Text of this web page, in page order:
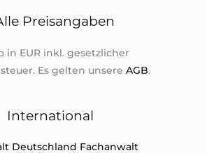
Preisangaben
in EUR inkl. gesetzlicher
Es gelten unsere AGB.
International